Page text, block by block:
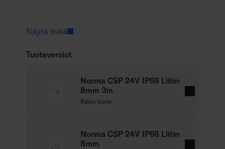
Näytä lisää
Tuoteversiot
Norma CSP 24V IP68 Liitin
8mm 3m
Katso tuote
Norma CSP 24V IP68 Liitin
8mm